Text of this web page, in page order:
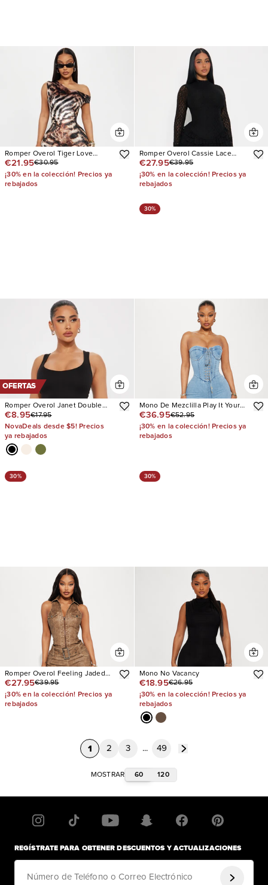
Romper Overol Tiger Love
Velvet
€21.95€30.95
¡30% en la colección! Precios ya
rebajados
Romper Overol Cassie Lace
Ruffle
€27.95€39.95
¡30% en la colección! Precios ya
rebajados
OFERTAS
Romper Overol Janet Double
Lined
€8.95€17.95
NovaDeals desde $5! Precios
ya rebajados
30%
Mono De Mezclilla Play It Your
Way
€36.95€52.95
¡30% en la colección! Precios ya
rebajados
30%
Romper Overol Feeling Jaded
Washed Faux Leather
€27.95€39.95
¡30% en la colección! Precios ya
rebajados
30%
Mono No Vacancy
€18.95€26.95
¡30% en la colección! Precios ya
rebajados
1 2 3 ... 49
MOSTRAR 60 120
REGÍSTRATE PARA OBTENER DESCUENTOS Y ACTUALIZACIONES
Número de Teléfono o Correo Electrónico